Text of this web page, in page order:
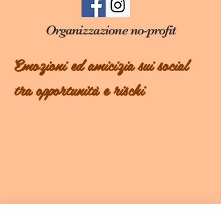
Organizzazione no-profit
Emozioni ed amicizia sui social
tra opportunità e rischi